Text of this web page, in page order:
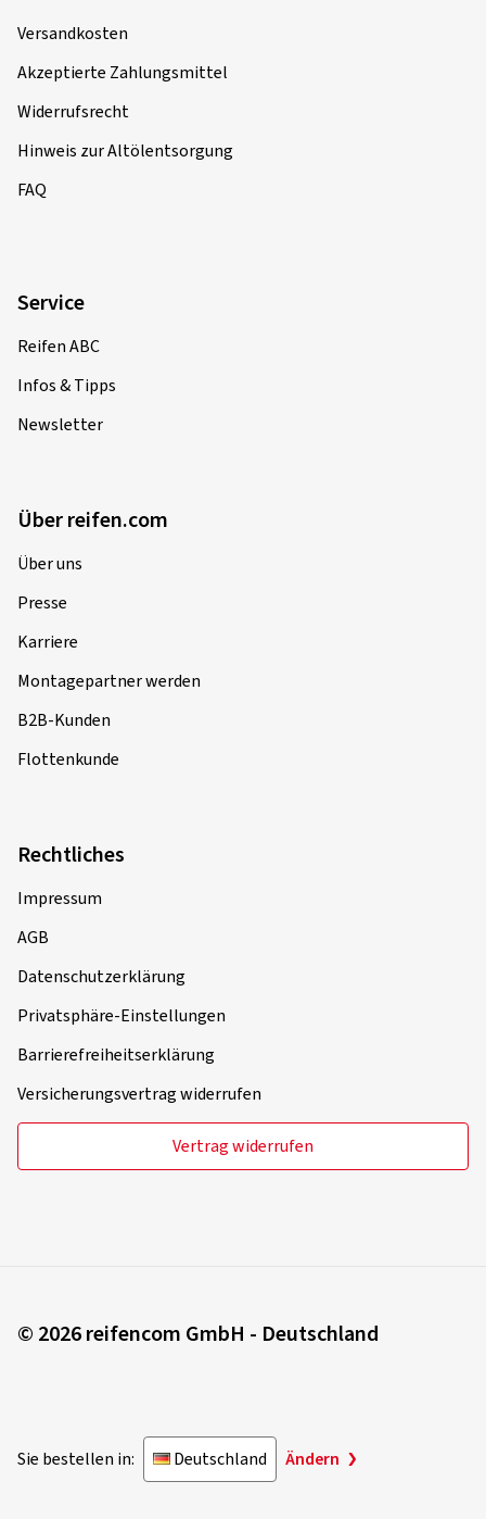
Versandkosten
Akzeptierte Zahlungsmittel
Widerrufsrecht
Hinweis zur Altölentsorgung
FAQ
Service
Reifen ABC
Infos & Tipps
Newsletter
Über reifen.com
Über uns
Presse
Karriere
Montagepartner werden
B2B-Kunden
Flottenkunde
Rechtliches
Impressum
AGB
Datenschutzerklärung
Privatsphäre-Einstellungen
Barrierefreiheitserklärung
Versicherungsvertrag widerrufen
Vertrag widerrufen
© 2026 reifencom GmbH - Deutschland
Sie bestellen in: Deutschland Ändern